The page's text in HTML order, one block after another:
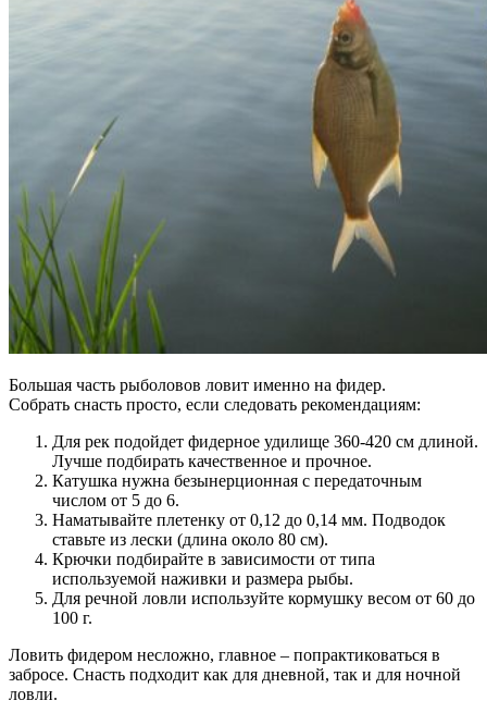
Большая часть рыболовов ловит именно на фидер.
Собрать снасть просто, если следовать рекомендациям:
Для рек подойдет фидерное удилище 360-420 см длиной.
Лучше подбирать качественное и прочное.
Катушка нужна безынерционная с передаточным
числом от 5 до 6.
Наматывайте плетенку от 0,12 до 0,14 мм. Подводок
ставьте из лески (длина около 80 см).
Крючки подбирайте в зависимости от типа
используемой наживки и размера рыбы.
Для речной ловли используйте кормушку весом от 60 до
100 г.
Ловить фидером несложно, главное – попрактиковаться в
забросе. Снасть подходит как для дневной, так и для ночной
ловли.